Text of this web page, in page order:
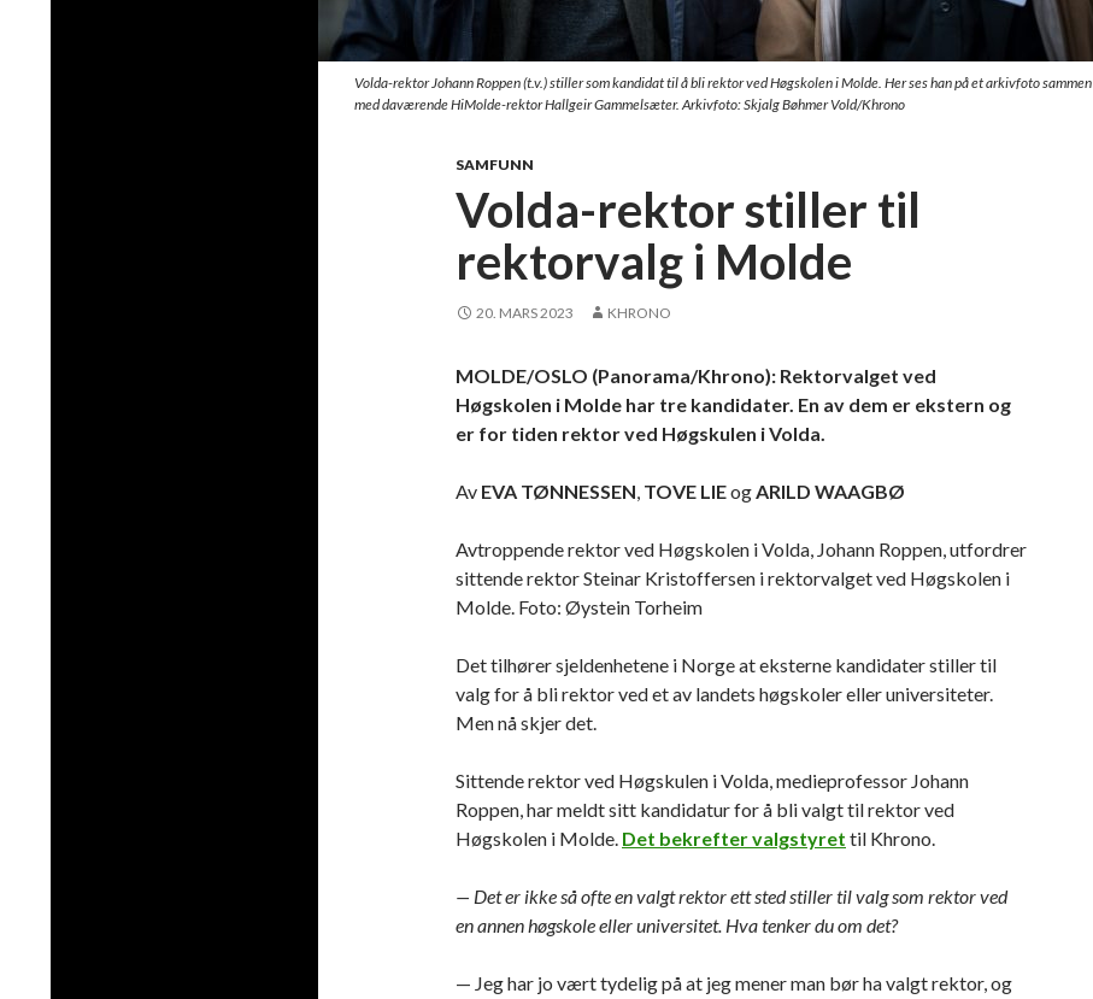
Volda-rektor Johann Roppen (t.v.) stiller som kandidat til å bli rektor ved Høgskolen i Molde. Her ses han på et arkivfoto sammen
med daværende HiMolde-rektor Hallgeir Gammelsæter. Arkivfoto: Skjalg Bøhmer Vold/Khrono
SAMFUNN
Volda-rektor stiller til
rektorvalg i Molde
20. MARS 2023 KHRONO
MOLDE/OSLO (Panorama/Khrono): Rektorvalget ved
Høgskolen i Molde har tre kandidater. En av dem er ekstern og
er for tiden rektor ved Høgskulen i Volda.
Av EVA TØNNESSEN, TOVE LIEogARILD WAAGBØ
Avtroppende rektor ved Høgskolen i Volda, Johann Roppen, utfordrer
sittende rektor Steinar Kristoffersen i rektorvalget ved Høgskolen i
Molde. Foto: Øystein Torheim
Det tilhører sjeldenhetene i Norge at eksterne kandidater stiller til
valg for å bli rektor ved et av landets høgskoler eller universiteter.
Men nå skjer det.
Sittende rektor ved Høgskulen i Volda, medieprofessor Johann
Roppen, har meldt sitt kandidatur for å bli valgt til rektor ved
Høgskolen i Molde. Det bekrefter valgstyret til Khrono.
— Det er ikke så ofte en valgt rektor ett sted stiller til valg som rektor ved
en annen høgskole eller universitet. Hva tenker du om det?
— Jeg har jo vært tydelig på at jeg mener man bør ha valgt rektor, og